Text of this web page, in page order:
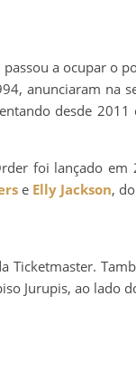
passou a ocupar o
anunciaram na
desde 2011
foi lançado em
e Elly Jackson, do
Ticketmaster.
Jurupis, ao lado